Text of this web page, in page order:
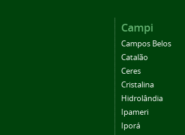
Campi
Campos Belos
Catalão
Ceres
Cristalina
Hidrolândia
Ipameri
Iporá